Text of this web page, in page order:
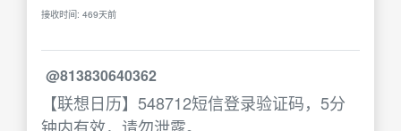
接收时间: 469天前
@813830640362
【联想日历】548712短信登录验证码，5分